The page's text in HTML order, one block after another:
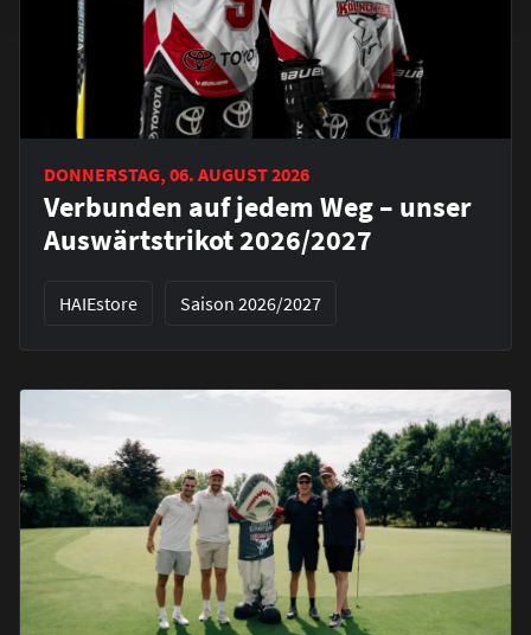
DONNERSTAG, 06. AUGUST 2026
Verbunden auf jedem Weg – unser
Auswärtstrikot 2026/2027
HAIEstore Saison 2026/2027